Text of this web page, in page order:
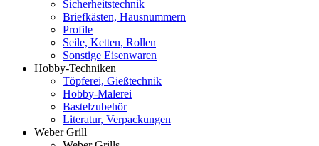
Sicherheitstechnik
Briefkästen, Hausnummern
Profile
Seile, Ketten, Rollen
Sonstige Eisenwaren
Hobby-Techniken
Töpferei, Gießtechnik
Hobby-Malerei
Bastelzubehör
Literatur, Verpackungen
Weber Grill